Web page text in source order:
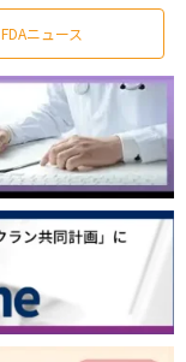
FDAニュース